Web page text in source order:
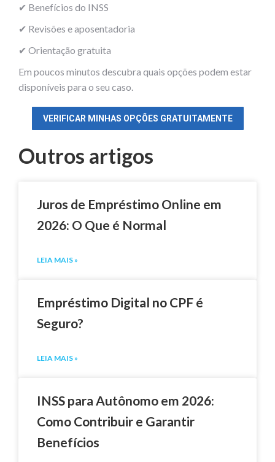
✔ Benefícios do INSS
✔ Revisões e aposentadoria
✔ Orientação gratuita
Em poucos minutos descubra quais opções podem estar
disponíveis para o seu caso.
VERIFICAR MINHAS OPÇÕES GRATUITAMENTE
Outros artigos
Juros de Empréstimo Online em
2026: O Que é Normal
LEIA MAIS »
Empréstimo Digital no CPF é
Seguro?
LEIA MAIS »
INSS para Autônomo em 2026:
Como Contribuir e Garantir
Benefícios